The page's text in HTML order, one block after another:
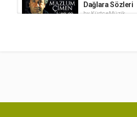
03:08
Dağlara Sözleri
by KürtçeMüzik
69.5k dinle